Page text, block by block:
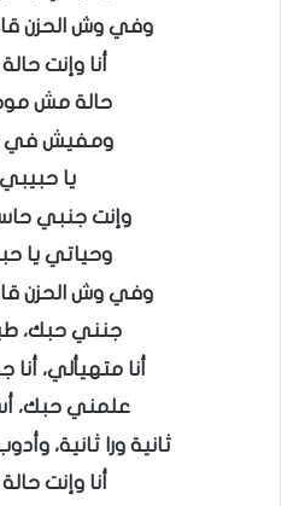
وفي وش الحزن
أنا وإنت
حالة مش
ومفيش في
يا
وإنت جنبي
وحياتي يا
وفي وش الحزن
جنني حبك،
أنا متهيألي، أنا
علمني حبك،
ثانية ورا ثانية،
أنا وإنت